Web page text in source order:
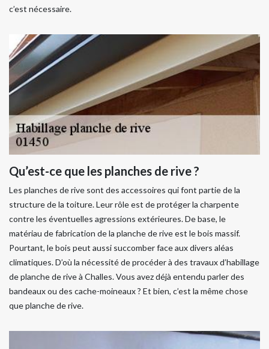
c’est nécessaire.
Qu’est-ce que les planches de rive ?
Les planches de rive sont des accessoires qui font partie de la
structure de la toiture. Leur rôle est de protéger la charpente
contre les éventuelles agressions extérieures. De base, le
matériau de fabrication de la planche de rive est le bois massif.
Pourtant, le bois peut aussi succomber face aux divers aléas
climatiques. D’où la nécessité de procéder à des travaux d’habillage
de planche de rive à Challes. Vous avez déjà entendu parler des
bandeaux ou des cache-moineaux ? Et bien, c’est la même chose
que planche de rive.